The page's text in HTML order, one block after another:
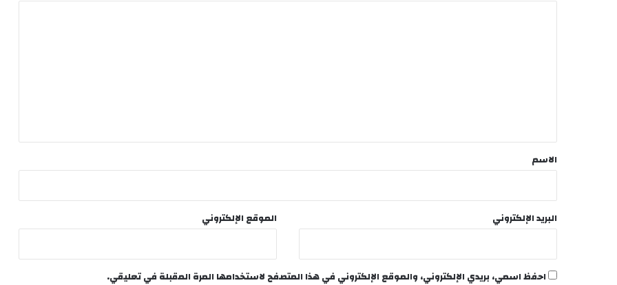
*
الاسم
البريد الإلكتروني الموقع الإلكتروني
احفظ اسمي، بريدي الإلكتروني، والموقع الإلكتروني في هذا المتصفح لاستخدامها المرة المقبلة في تعليقي.